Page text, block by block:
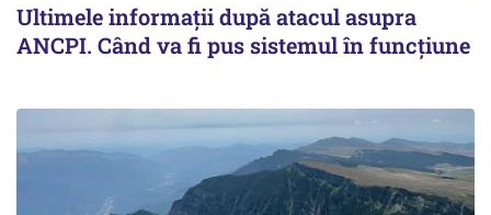
Ultimele informații după atacul asupra
ANCPI. Când va fi pus sistemul în funcțiune